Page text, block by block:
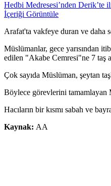
Hedbi Medresesi’nden Derik’te
İçeriği Görüntüle
Arafat'ta vakfeye duran ve daha
Müslümanlar, gece yarısından
edilen "Akabe Cemresi"ne 7 taş
Çok sayıda Müslüman, şeytan
Böylece görevlerini tamamlayan
Hacıların bir kısmı sabah ve
Kaynak: AA